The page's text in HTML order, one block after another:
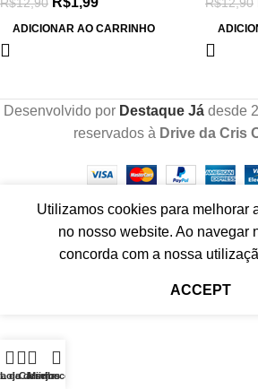
ADICIONAR AO CARRINHO
Desenvolvido por Destaque Já desde
reservados à Drive da Cris
Utilizamos cookies para melhorar
no nosso website. Ao navegar
concorda com a nossa
ACCEPT
Lojade desejos
Carrinho
Minha conta